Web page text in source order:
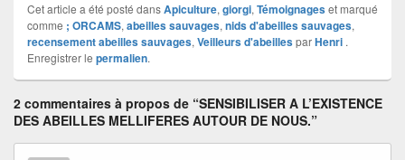
Cet article a été posté dansApiculture, giorgi, Témoignageset marqué
comme ; ORCAMS, abeilles sauvages, nids d'abeilles sauvages,
recensement abeilles sauvages, Veilleurs d'abeillesparHenri .
Enregistrer le permalien.
2 commentaires à propos de “SENSIBILISER A L’EXISTENCE
DES ABEILLES MELLIFERES AUTOUR DE NOUS.”